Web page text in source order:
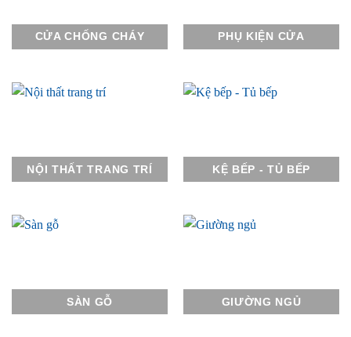
CỬA CHỐNG CHÁY PHỤ KIỆN CỬA
NỘI THẤT TRANG TRÍ KỆ BẾP - TỦ BẾP
SÀN GỖ GIƯỜNG NGỦ